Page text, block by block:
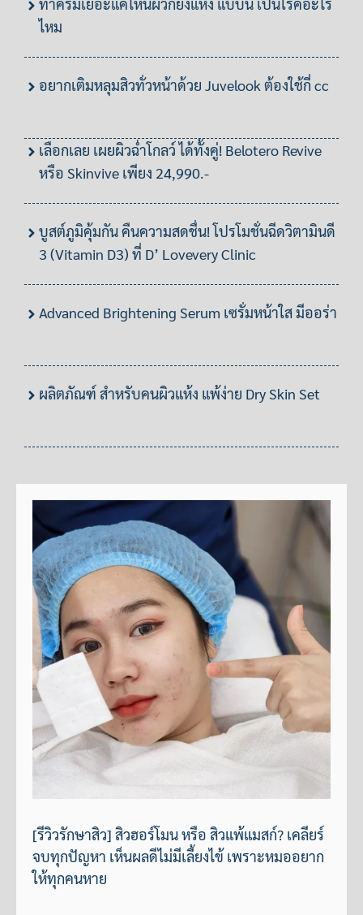
ไหม
อยากเติมหลุมสิวทั่วหน้าด้วย Juvelook ต้องใช้กี่ cc
เลือกเลย เผยผิวฉ่ำโกลว์ ได้ทั้งคู่! Belotero Revive
หรือ Skinvive เพียง 24,990.-
บูสต์ภูมิคุ้มกัน คืนความสดชื่น! โปรโมชั่นฉีดวิตามินดี
3 (Vitamin D3) ที่ D’ Lovevery Clinic
Advanced Brightening Serum เซรั่มหน้าใส มีออร่า
ผลิตภัณฑ์ สำหรับคนผิวแห้ง แพ้ง่าย Dry Skin Set
[รีวิวรักษาสิว] สิวฮอร์โมน หรือ สิวแพ้แมสก์? เคลียร์
จบทุกปัญหา เห็นผลดีไม่มีเลี้ยงไข้ เพราะหมออยาก
ให้ทุกคนหาย